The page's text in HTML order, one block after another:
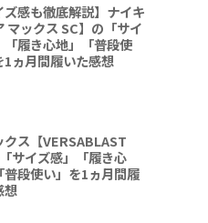
ズ感も徹底解説】ナイキ
マックス SC】の「サイ
「履き心地」「普段使
1ヵ月間履いた感想
クス【VERSABLAST
サイズ感」「履き心
普段使い」を1ヵ月間履
想